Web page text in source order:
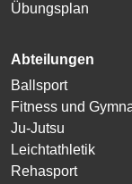
Übungsplan
Abteilungen
Ballsport
Fitness und
Ju-Jutsu
Leichtathletik
Rehasport